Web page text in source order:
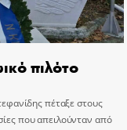
πιλότο
πέταξε στους
που απειλούνταν από